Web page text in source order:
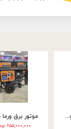
۵۶,۰۰۰,۰۰۰ تومان
موتور تک اسپینا بنزین 15 اسب استارتی نارنجی SGX420